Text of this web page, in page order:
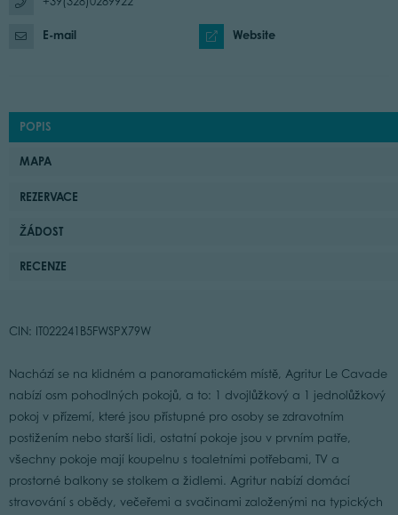
E-mail Website
POPIS
MAPA
REZERVACE
ŽÁDOST
RECENZE
CIN: IT022241B5FWSPX79W
Nachází se na klidném a panoramatickém místě, Agritur Le Cavade
nabízí osm pohodlných pokojů, a to: 1 dvojlůžkový a 1 jednolůžkový
pokoj v přízemí, které jsou přístupné pro osoby se zdravotním
postižením nebo starší lidi, ostatní pokoje jsou v prvním patře,
všechny pokoje mají koupelnu s toaletními potřebami, TV a
prostorné balkony se stolkem a židlemi. Agritur nabízí domácí
stravování s obědy, večeřemi a svačinami založenými na typických